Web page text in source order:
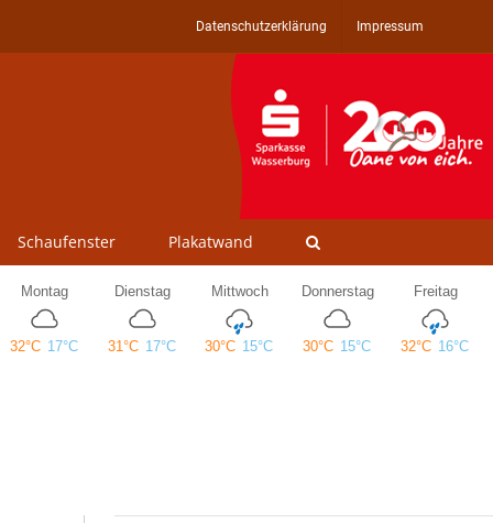
Datenschutzerklärung Impressum
Schaufenster Plakatwand